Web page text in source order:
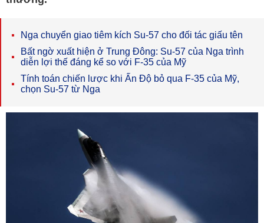
Nga chuyển giao tiêm kích Su-57 cho đối tác giấu tên
Bất ngờ xuất hiện ở Trung Đông: Su-57 của Nga trình
diễn lợi thế đáng kể so với F-35 của Mỹ
Tính toán chiến lược khi Ấn Độ bỏ qua F-35 của Mỹ,
chọn Su-57 từ Nga